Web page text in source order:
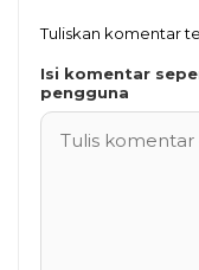
Tuliskan komentar
Isi komentar
pengguna